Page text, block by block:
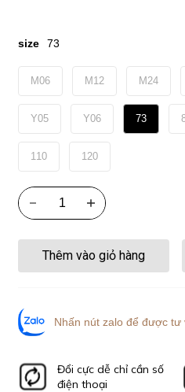
size 73
M06 M12 M24
Y05 Y06 73
110 120
Đổi cực dễ chỉ cần số
điện thoại
Nhấn nút zalo để được
Thêm vào giỏ hàng